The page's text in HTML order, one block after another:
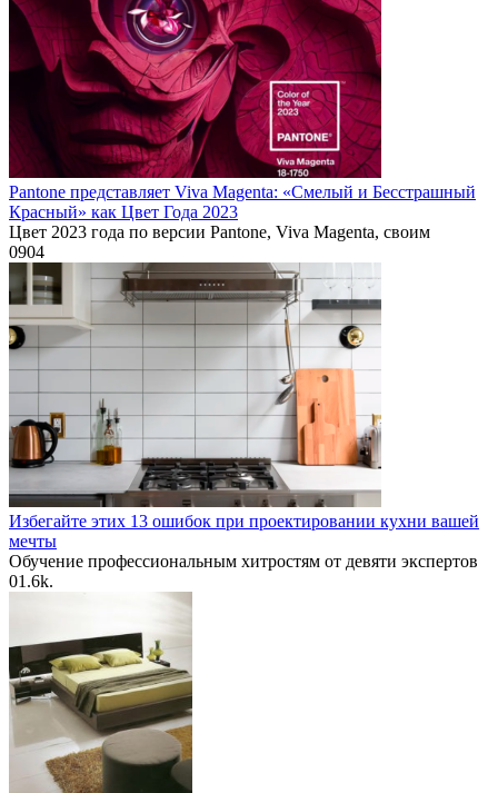
Pantone представляет Viva Magenta: «Смелый и Бесстрашный
Красный» как Цвет Года 2023
Цвет 2023 года по версии Pantone, Viva Magenta, своим
0904
Избегайте этих 13 ошибок при проектировании кухни вашей
мечты
Обучение профессиональным хитростям от девяти экспертов
01.6k.